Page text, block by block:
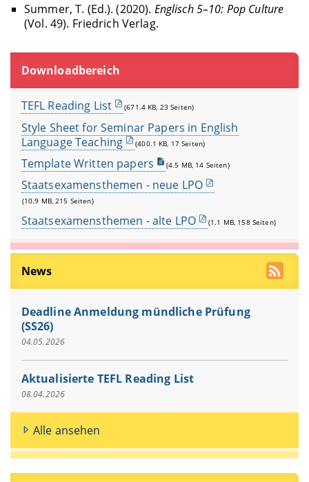
Summer, T. (Ed.). (2020). Englisch 5–10: Pop Culture
(Vol. 49). Friedrich Verlag.
Downloadbereich
TEFL Reading List (671.4 KB, 23 Seiten)
Style Sheet for Seminar Papers in English
Language Teaching
(400.1 KB, 17 Seiten)
Template Written papers (4.5 MB, 14 Seiten)
Staatsexamensthemen - neue LPO
(10.9 MB, 215 Seiten)
Staatsexamensthemen - alte LPO (1.1 MB, 158 Seiten)
News
Deadline Anmeldung mündliche Prüfung
(SS26)
04.05.2026
Aktualisierte TEFL Reading List
08.04.2026
Alle ansehen